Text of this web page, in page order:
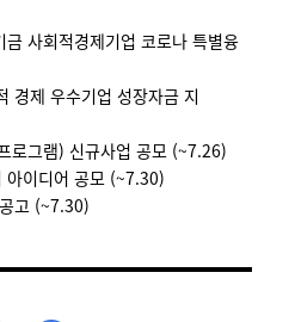
사회적경제기업 코로나 특별융
경제 우수기업 성장자금 지
로그램) 신규사업 공모 (~7.26)
아이디어 공모 (~7.30)
고 (~7.30)